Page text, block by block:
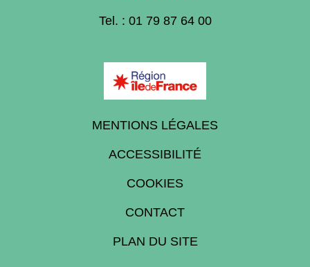
Tel. : 01 79 87 64 00
MENTIONS LÉGALES
ACCESSIBILITÉ
COOKIES
CONTACT
PLAN DU SITE